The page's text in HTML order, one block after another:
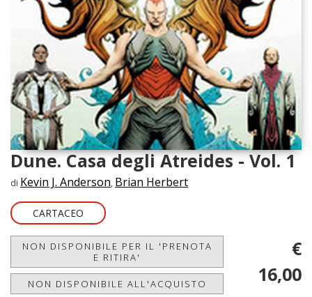
Dune. Casa degli Atreides - Vol. 1
di Kevin J. Anderson, Brian Herbert
CARTACEO
NON DISPONIBILE PER IL 'PRENOTA
E RITIRA'
NON DISPONIBILE ALL'ACQUISTO
€
16,00